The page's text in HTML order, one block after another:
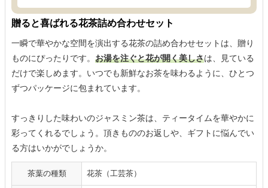
贈ると喜ばれる花茶詰め合わせセット
一瞬で華やかな空間を演出する花茶の詰め合わせセットは、贈り
ものにぴったりです。 お湯を注ぐと花が開く美しさは、見ている
だけで楽しめます。いつでも新鮮なお茶を味わるように、ひとつ
ずつパッケージに包まれています。
すっきりした味わいのジャスミン茶は、ティータイムを華やかに
彩ってくれるでしょう。頂きもののお返しや、ギフトに悩んでい
る方はいかがでしょうか。
茶葉の種類 花茶（工芸茶）